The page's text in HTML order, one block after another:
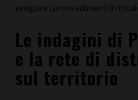
eseguire i provvedimenti in
Le indagini di
e la rete di
sul territorio